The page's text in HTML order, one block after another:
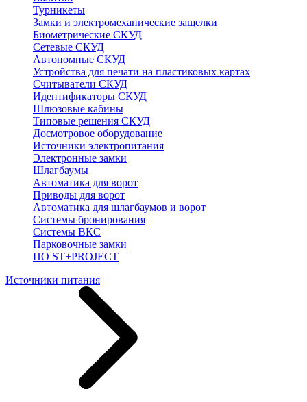
Турникеты
Замки и электромеханические защелки
Биометрические СКУД
Сетевые СКУД
Автономные СКУД
Устройства для печати на пластиковых картах
Считыватели СКУД
Идентификаторы СКУД
Шлюзовые кабины
Типовые решения СКУД
Досмотровое оборудование
Источники электропитания
Электронные замки
Шлагбаумы
Автоматика для ворот
Приводы для ворот
Автоматика для шлагбаумов и ворот
Системы бронирования
Системы ВКС
Парковочные замки
ПО ST+PROJECT
Источники питания